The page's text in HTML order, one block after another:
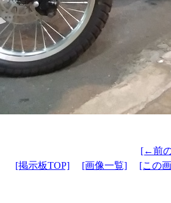
[←前
[掲示板TOP]
[画像一覧] [この